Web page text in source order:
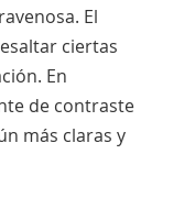
El
ciertas
En
de contraste
más claras y